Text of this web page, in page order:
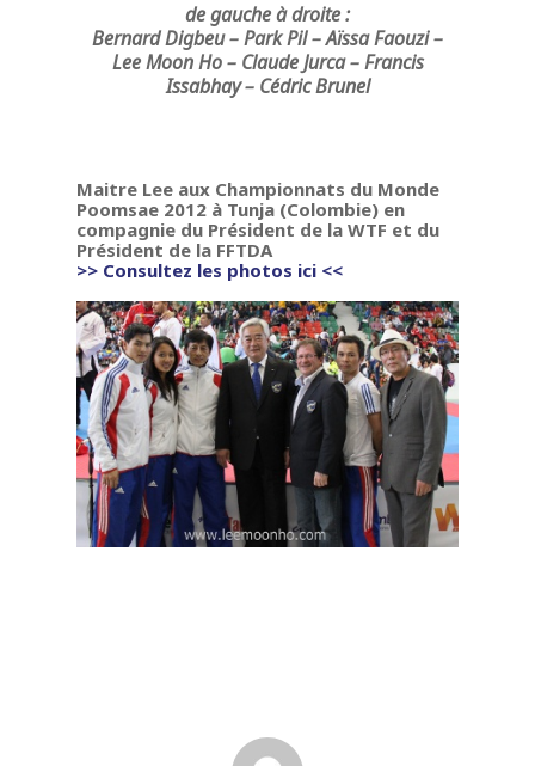
de gauche à droite :
Bernard Digbeu – Park Pil – Aïssa Faouzi –
Lee Moon Ho – Claude Jurca – Francis
Issabhay – Cédric Brunel
Maitre Lee aux Championnats du Monde
Poomsae 2012 à Tunja (Colombie) en
compagnie du Président de la WTF et du
Président de la FFTDA
>> Consultez les photos ici <<